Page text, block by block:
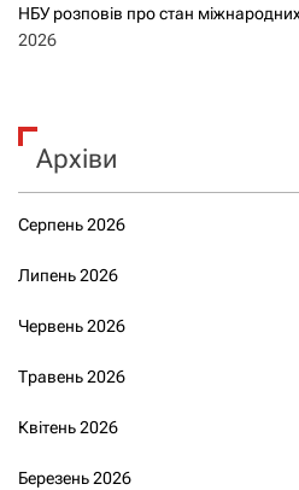
НБУ розповів про стан
2026
Архіви
Серпень 2026
Липень 2026
Червень 2026
Травень 2026
Квітень 2026
Березень 2026